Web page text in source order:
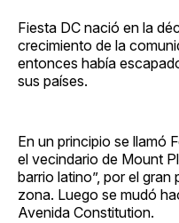
Fiesta DC nació en la
crecimiento de la
entonces había
sus países.
En un principio se llamó
el vecindario de Mount
barrio latino”, por el
zona. Luego se mudó
Avenida Constitution.